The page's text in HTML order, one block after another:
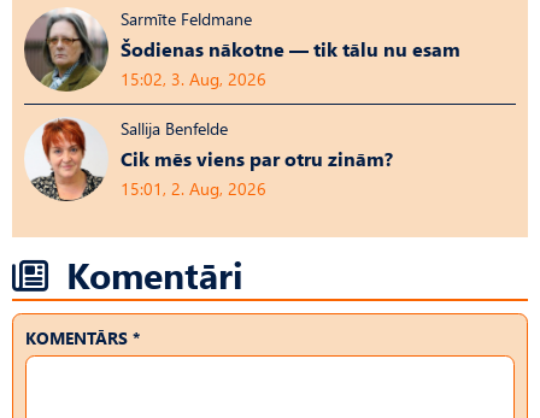
Sarmīte Feldmane
Šodienas nākotne — tik tālu nu esam
15:02, 3. Aug, 2026
Sallija Benfelde
Cik mēs viens par otru zinām?
15:01, 2. Aug, 2026
Komentāri
KOMENTĀRS *